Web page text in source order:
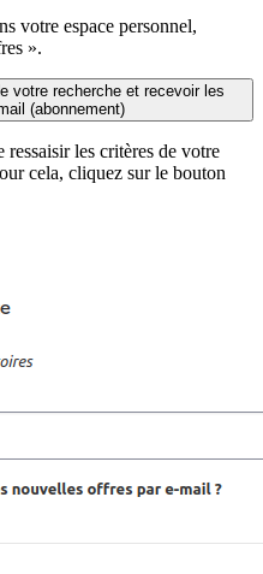
votre espace personnel,
».
votre recherche et recevoir les
(abonnement)
les critères de votre
cela, cliquez sur le bouton